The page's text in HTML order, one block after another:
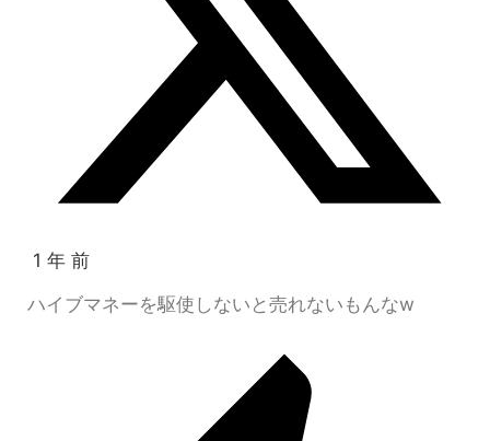
1 年 前
ハイブマネーを駆使しないと売れないもんなw